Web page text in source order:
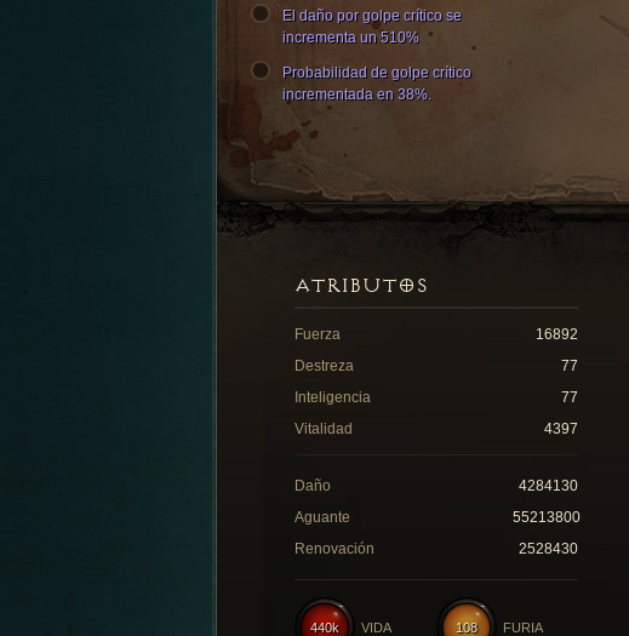
El daño por golpe crítico se
incrementa un 510%
Probabilidad de golpe crítico
incrementada en 38%.
ATRIBUTOS
Fuerza
16892
Destreza
77
Inteligencia
77
Vitalidad
4397
Daño
4284130
Aguante
55213800
Renovación
2528430
108 FURIA
440k VIDA